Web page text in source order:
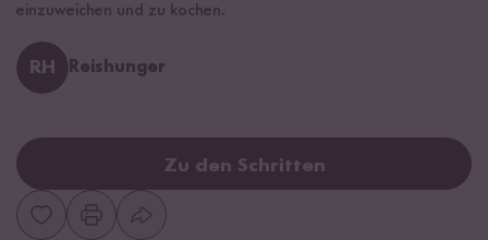
einzuweichen und zu kochen.
RH Reishunger
Zu den Schritten